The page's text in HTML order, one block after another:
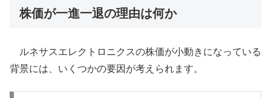
株価が一進一退の理由は何か
ルネサスエレクトロニクスの株価が小動きになっている
背景には、いくつかの要因が考えられます。